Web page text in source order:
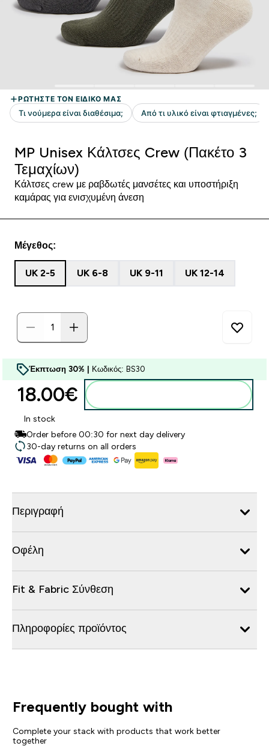
MP Unisex Κάλτσες Crew (Πακέτο 3
Τεμαχίων)
Κάλτσες crew με ραβδωτές μανσέτες και υποστήριξη
καμάρας για ενισχυμένη άνεση
Μέγεθος:
UK 2-5 UK 6-8 UK 9-11 UK 12-14
Έκπτωση 30% | Κωδικός: BS30
18.00€‎
In stock
Order before 00:30 for next day delivery
30-day returns on all orders
Περιγραφή
Οφέλη
Fit & Fabric Σύνθεση
Πληροφορίες προϊόντος
Frequently bought with
Complete your stack with products that work better
together